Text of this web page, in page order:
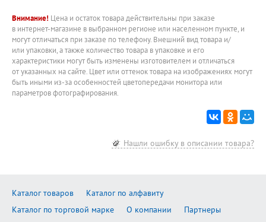
Внимание! Цена и остаток товара действительны при заказе
в интернет-магазине в выбранном регионе или населенном пункте, и
могут отличаться при заказе по телефону. Внешний вид товара и/
или упаковки, а также количество товара в упаковке и его
характеристики могут быть изменены изготовителем и отличаться
от указанных на сайте. Цвет или оттенок товара на изображениях могут
быть иными из-за особенностей цветопередачи монитора или
параметров фотографирования.
Нашли ошибку в описании товара?
Каталог товаров
Каталог по алфавиту
Каталог по торговой марке
О компании
Партнеры